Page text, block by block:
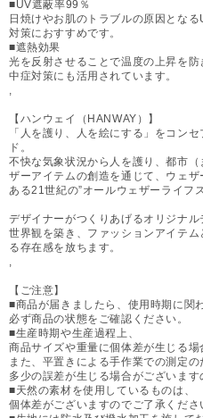
■UV遮蔽率99％
日焼けやお肌のトラブルの原因とな
対策におすすめです。
■遮熱効果
光を反射させることで温度の上昇を
中症対策にも活用されています。
【ハンウェイ（HANWAY）】
「人を護り、人を絵にする」をコン
ド。
不快な気象状況から人を護り、都市
ザーアイテムの創造を通じて、ウェ
ある21世紀の”オールウェザーライフ
デザイナーがつくりあげるオリジナ
世界観を築き、ファッションアイテ
る存在感を放ちます。
【ご注意】
■商品が届きましたら、使用時期に関
必ず商品の状態をご確認ください。
■生産時期や生産過程上、
商品サイズや重量に個体差が生じる場
また、平置きによる手作業での測定の
多少の誤差が生じる場合がございます
■天然の素材を使用しているものは、
個体差がございますのでご了承くださ